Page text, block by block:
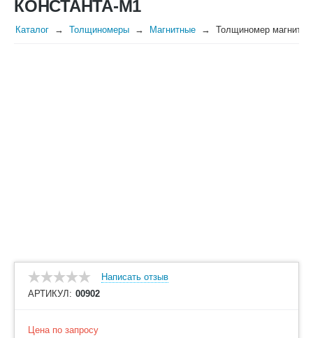
КОНСТАНТА-М1
Каталог Толщиномеры Магнитные Толщиномер
Написать отзыв
АРТИКУЛ: 00902
Цена по запросу